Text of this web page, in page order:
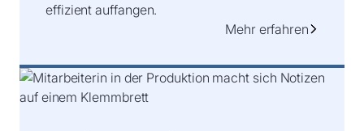
effizient auffangen.
Mehr erfahren